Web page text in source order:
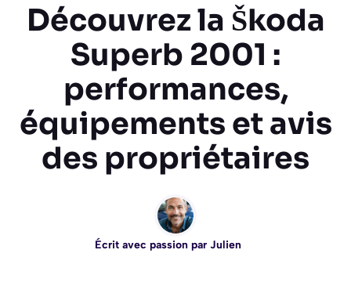
Découvrez la Škoda
Superb 2001 :
performances,
équipements et avis
des propriétaires
Écrit avec passion par Julien